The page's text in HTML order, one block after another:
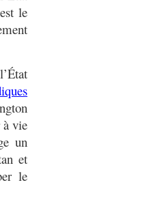
le
à vie
un
et
le